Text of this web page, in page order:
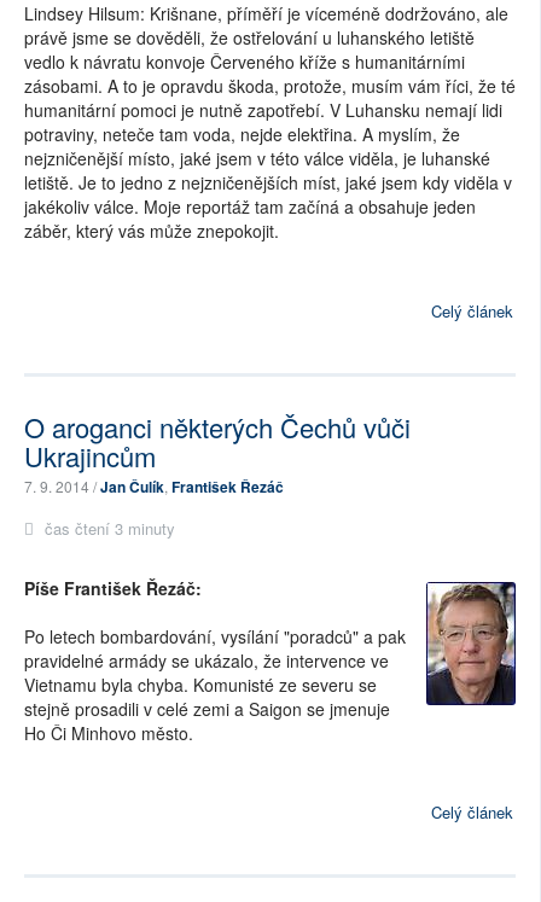
Lindsey Hilsum: Krišnane, příměří je víceméně dodržováno, ale
právě jsme se dověděli, že ostřelování u luhanského letiště
vedlo k návratu konvoje Červeného kříže s humanitárními
zásobami. A to je opravdu škoda, protože, musím vám říci, že té
humanitární pomoci je nutně zapotřebí. V Luhansku nemají lidi
potraviny, neteče tam voda, nejde elektřina. A myslím, že
nejzničenější místo, jaké jsem v této válce viděla, je luhanské
letiště. Je to jedno z nejzničenějších míst, jaké jsem kdy viděla v
jakékoliv válce. Moje reportáž tam začíná a obsahuje jeden
záběr, který vás může znepokojit.
Celý článek
O aroganci některých Čechů vůči
Ukrajincům
7. 9. 2014 /Jan Čulík, František Řezáč
čas čtení 3 minuty
Píše František Řezáč:
Po letech bombardování, vysílání "poradců" a pak
pravidelné armády se ukázalo, že intervence ve
Vietnamu byla chyba. Komunisté ze severu se
stejně prosadili v celé zemi a Saigon se jmenuje
Ho Či Minhovo město.
Celý článek